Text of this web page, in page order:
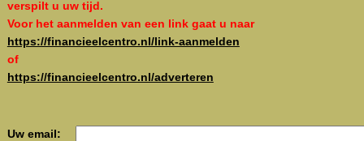
verspilt u uw tijd.
Voor het aanmelden van een link gaat u naar
https://financieelcentro.nl/link-aanmelden
of
https://financieelcentro.nl/adverteren
Uw email: